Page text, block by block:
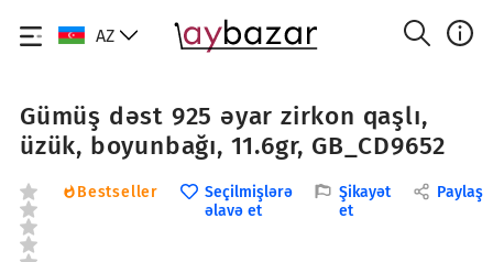
AZ
Gümüş dəst 925 əyar zirkon qaşlı,
üzük, boyunbağı, 11.6gr, GB_CD9652
Bestseller
Seçilmişlərə
əlavə et
Şikayət
et
Paylaş